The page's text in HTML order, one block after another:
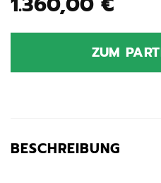
ZUM
BESCHREIBUNG